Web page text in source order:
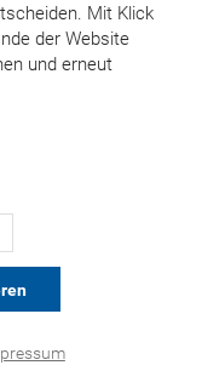
Mit Klick
der Website
und erneut